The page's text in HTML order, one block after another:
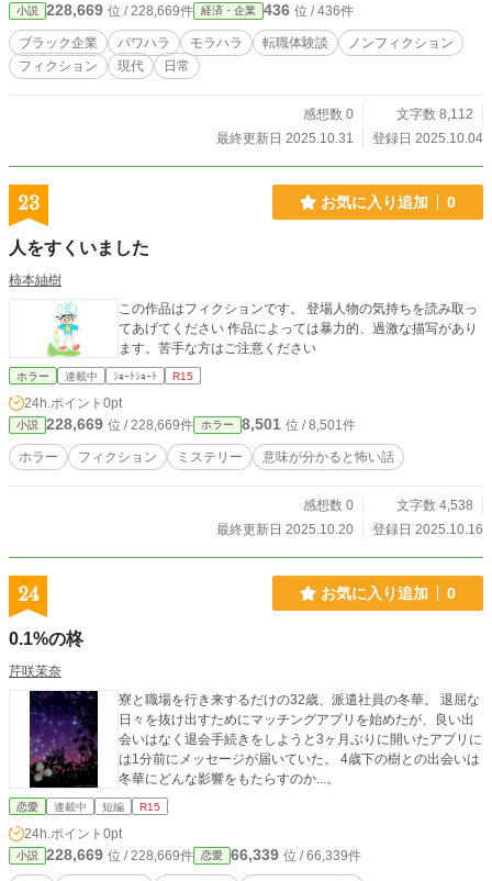
小説 228,669 位 / 228,669件 経済・企業 436 位 / 436件
ブラック企業 パワハラ モラハラ 転職体験談
ノンフィクション
フィクション
現代 日常
感想数 0
文字数 8,112
最終更新日 2025.10.31
登録日 2025.10.04
23 お気に入り追加 0
人をすくいました
柿本紬樹
この作品はフィクションです。 登場人物の気持ちを読み取っ
てあげてください 作品によっては暴力的、過激な描写があり
ます。苦手な方はご注意ください
ホラー 連載中 ｼｮｰﾄｼｮｰﾄ R15
24h.ポイント 0pt
小説 228,669 位 / 228,669件 ホラー 8,501 位 / 8,501件
ホラー フィクション ミステリー 意味が分かると怖い話
感想数 0
文字数 4,538
最終更新日 2025.10.20
登録日 2025.10.16
24 お気に入り追加 0
0.1%の柊
芹咲茉奈
寮と職場を行き来するだけの32歳、派遣社員の冬華。 退屈な
日々を抜け出すためにマッチングアプリを始めたが、良い出
会いはなく退会手続きをしようと3ヶ月ぶりに開いたアプリに
は1分前にメッセージが届いていた。 4歳下の樹との出会いは
冬華にどんな影響をもたらすのか...。
恋愛 連載中 短編 R15
24h.ポイント 0pt
小説 228,669 位 / 228,669件 恋愛 66,339 位 / 66,339件